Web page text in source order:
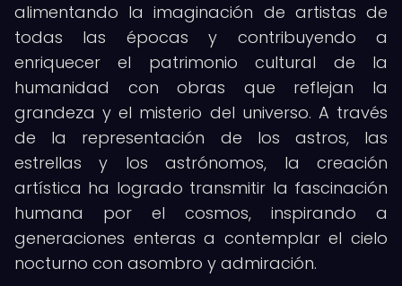
alimentando la imaginación de artistas de
todas las épocas y contribuyendo a
enriquecer el patrimonio cultural de la
humanidad con obras que reflejan la
grandeza y el misterio del universo. A través
de la representación de los astros, las
estrellas y los astrónomos, la creación
artística ha logrado transmitir la fascinación
humana por el cosmos, inspirando a
generaciones enteras a contemplar el cielo
nocturno con asombro y admiración.